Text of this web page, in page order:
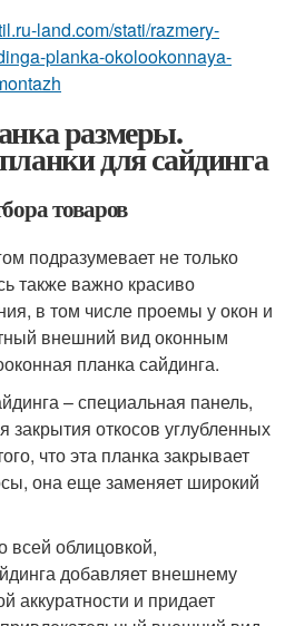
land.com/stati/razmery-
planka-okolookonnaya-
размеры.
для сайдинга
товаров
подразумевает не только
также важно красиво
в том числе проемы у окон и
внешний вид оконным
планка сайдинга.
– специальная панель,
закрытия откосов углубленных
что эта планка закрывает
она еще заменяет широкий
всей облицовкой,
добавляет внешнему
аккуратности и придает